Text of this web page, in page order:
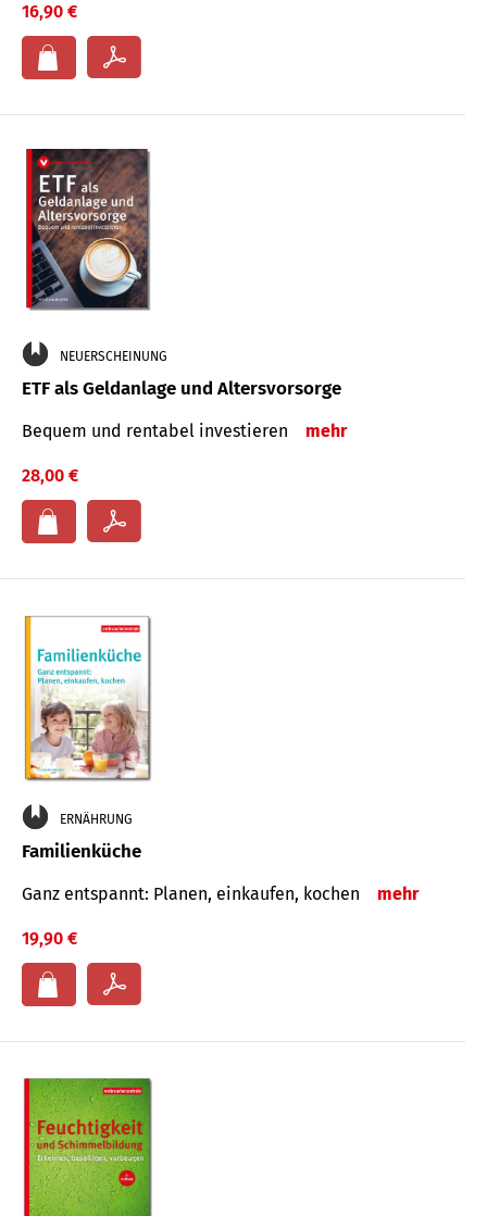
16,90 €
NEUERSCHEINUNG
ETF als Geldanlage und Altersvorsorge
Bequem und rentabel investieren mehr
28,00 €
ERNÄHRUNG
Familienküche
Ganz entspannt: Planen, einkaufen, kochen mehr
19,90 €